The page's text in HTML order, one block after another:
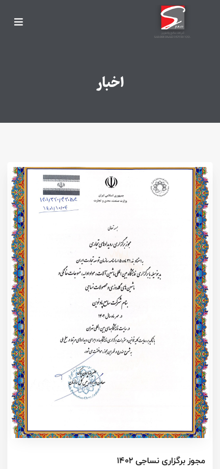
اخبار
مجوز برگزاری نساجی 1402